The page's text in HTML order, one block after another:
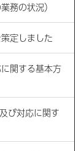
務の状況）
定しました
関する基本方
び対応に関す